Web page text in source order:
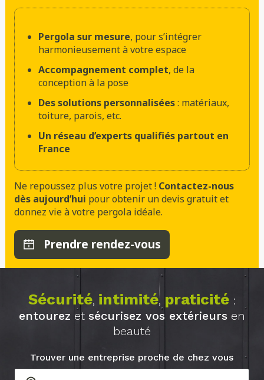
Pergola sur mesure, pour s’intégrer
harmonieusement à votre espace
Accompagnement complet, de la
conception à la pose
Des solutions personnalisées: matériaux,
toiture, parois, etc.
Un réseau d’experts qualifiés partout en
France
Ne repoussez plus votre projet ! Contactez-nous
dès aujourd’hui pour obtenir un devis gratuit et
donnez vie à votre pergola idéale.
Prendre rendez-vous
Sécurité, intimité, praticité:
entourez et sécurisez vos extérieurs en
beauté
Trouver une entreprise proche de chez vous